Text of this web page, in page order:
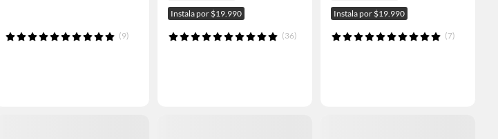
(9)
Instala por $19.990
(36)
Instala por $19.990
(7)